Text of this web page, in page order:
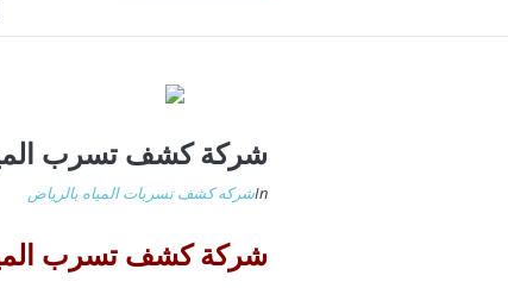
شركة كشف تسرب
Inشركه كشف تسربات المياه بالرياض
شركة كشف تسرب المياه من